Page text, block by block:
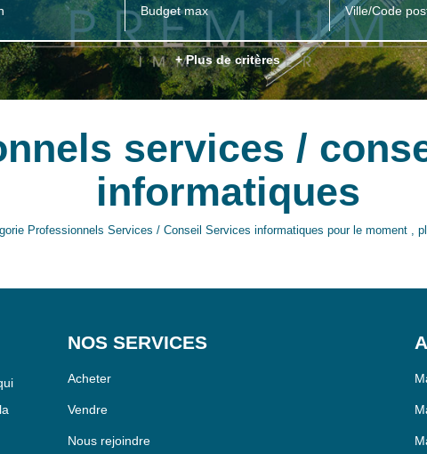
Ville/Code
+ Plus de critères
services /
informatiques
Professionnels Services / Conseil Services informatiques pour le moment ,
NOS SERVICES
Acheter
Vendre
Nous rejoindre